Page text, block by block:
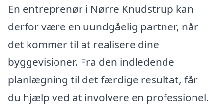
En entreprenør i Nørre Knudstrup kan
derfor være en uundgåelig partner, når
det kommer til at realisere dine
byggevisioner. Fra den indledende
planlægning til det færdige resultat, får
du hjælp ved at involvere en professionel.